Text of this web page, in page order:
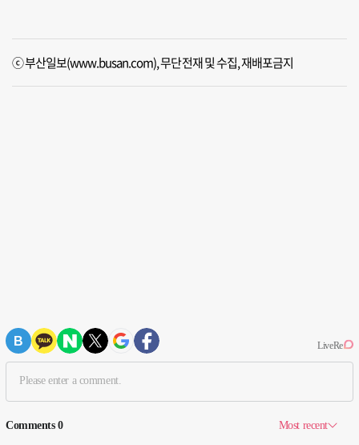
ⓒ 부산일보(www.busan.com), 무단전재 및 수집, 재배포금지